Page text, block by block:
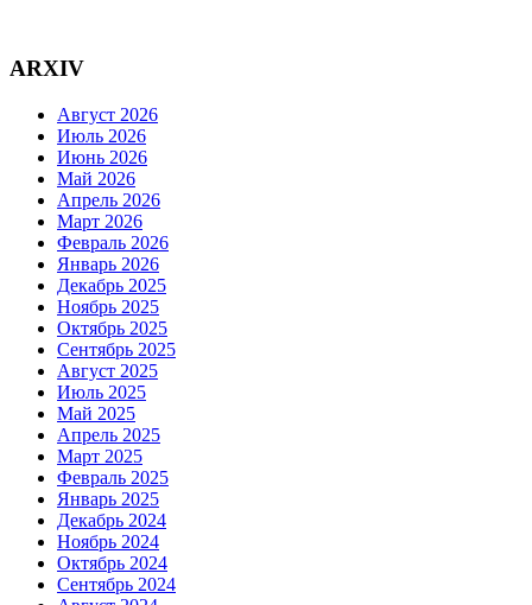
ARXIV
Август 2026
Июль 2026
Июнь 2026
Май 2026
Апрель 2026
Март 2026
Февраль 2026
Январь 2026
Декабрь 2025
Ноябрь 2025
Октябрь 2025
Сентябрь 2025
Август 2025
Июль 2025
Май 2025
Апрель 2025
Март 2025
Февраль 2025
Январь 2025
Декабрь 2024
Ноябрь 2024
Октябрь 2024
Сентябрь 2024